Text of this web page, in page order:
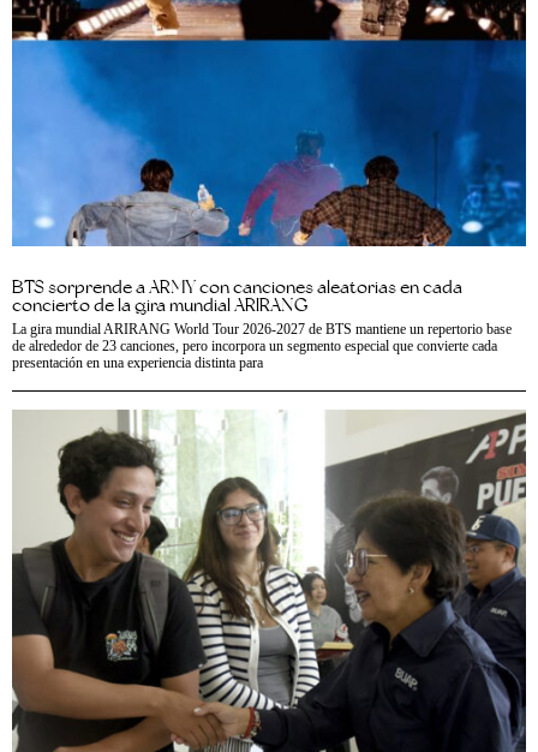
BTS sorprende a ARMY con canciones aleatorias en cada
concierto de la gira mundial ARIRANG
La gira mundial ARIRANG World Tour 2026-2027 de BTS mantiene un repertorio base
de alrededor de 23 canciones, pero incorpora un segmento especial que convierte cada
presentación en una experiencia distinta para